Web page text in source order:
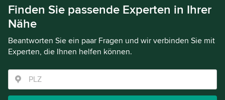
Finden Sie passende Experten in Ihrer
Nähe
Beantworten Sie ein paar Fragen und wir verbinden Sie mit
Experten, die Ihnen helfen können.